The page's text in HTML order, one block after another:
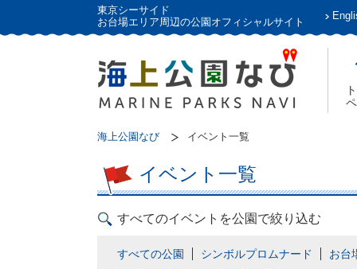
東京シーサイド
お台場エリア周辺の公園オフィシャルサイト
海上公園なび イベント一覧
イベント一覧
すべてのイベントを公園で絞り込む
すべての公園 シンボルプロムナード
お台